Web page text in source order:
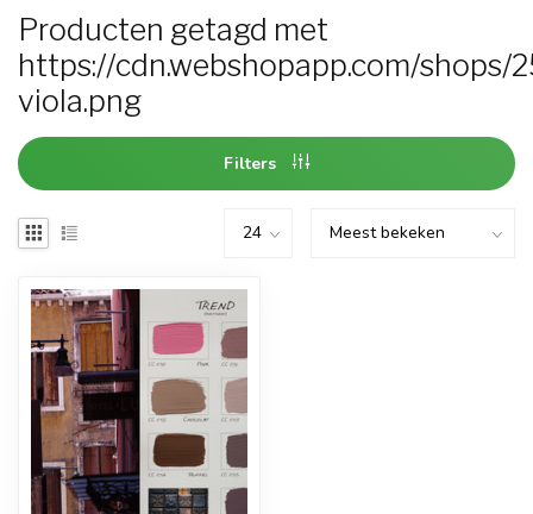
Producten getagd met
https://cdn.webshopapp.com/
viola.png
Filters